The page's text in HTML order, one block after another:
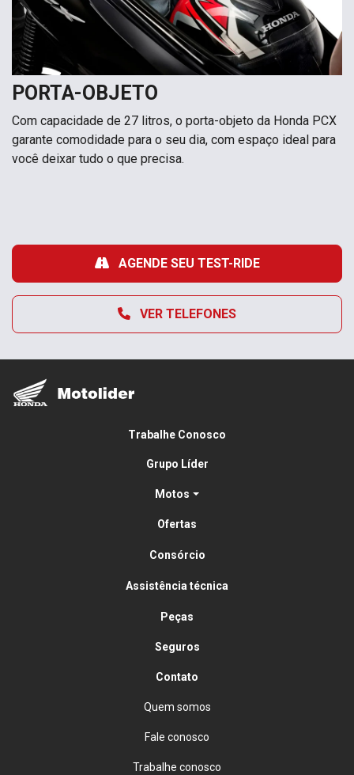
PORTA-OBJETO
Com capacidade de 27 litros, o porta-objeto da Honda PCX
garante comodidade para o seu dia, com espaço ideal para
você deixar tudo o que precisa.
VER TELEFONES
AGENDE SEU TEST-RIDE
Trabalhe Conosco
Grupo Líder
Motos
Ofertas
Consórcio
Assistência técnica
Peças
Seguros
Contato
Quem somos
Fale conosco
Trabalhe conosco